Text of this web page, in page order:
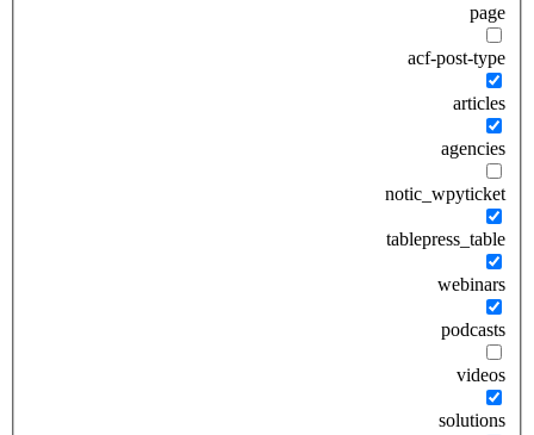
page
acf-post-type
articles
agencies
notic_wpyticket
tablepress_table
webinars
podcasts
videos
solutions